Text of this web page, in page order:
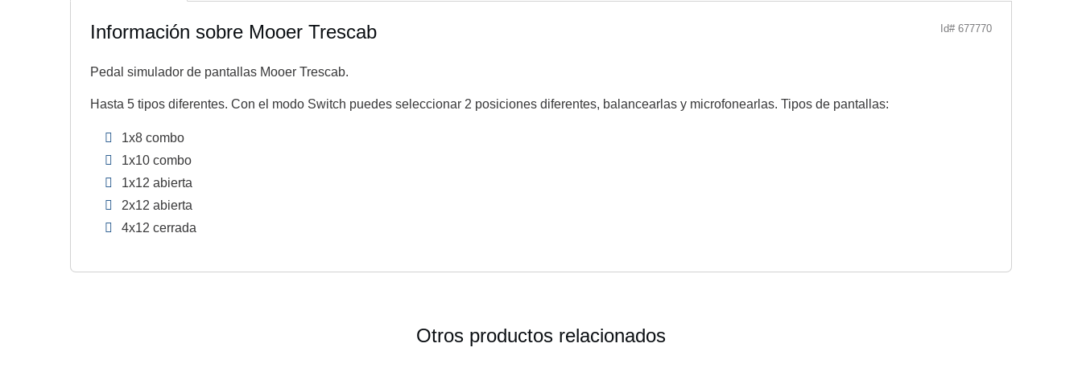
Información sobre Mooer Trescab Id# 677770
Pedal simulador de pantallas Mooer Trescab.
Hasta 5 tipos diferentes. Con el modo Switch puedes seleccionar 2 posiciones diferentes, balancearlas y microfonearlas. Tipos de pantallas:
1x8 combo
1x10 combo
1x12 abierta
2x12 abierta
4x12 cerrada
Otros productos relacionados